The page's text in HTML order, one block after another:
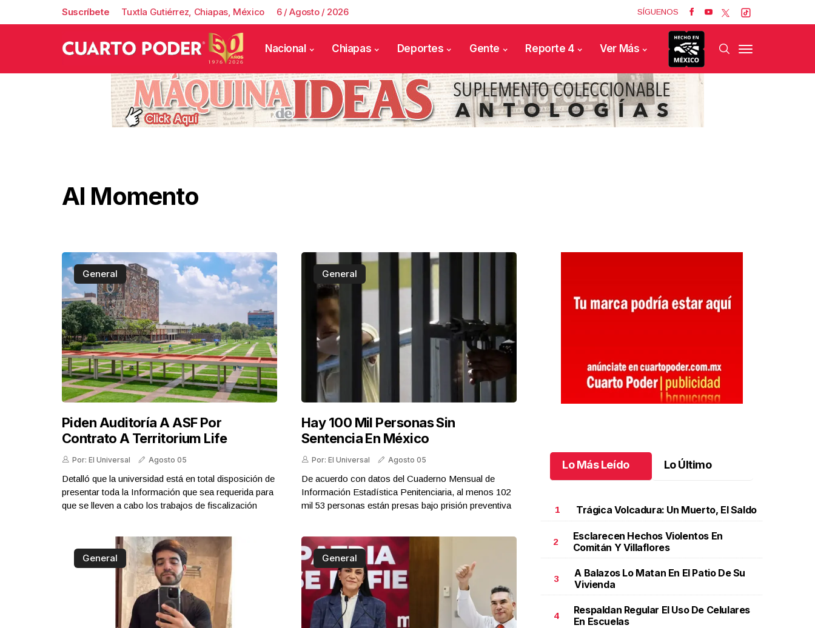
Suscríbete Tuxtla Gutiérrez, Chiapas, México 6 / Agosto / 2026 SÍGUENOS
Nacional Chiapas Deportes Gente Reporte 4 Ver Más
Al Momento
General
Piden Auditoría A ASF Por
Contrato A Territorium Life
Por: El Universal Agosto 05
Detalló que la universidad está en total disposición de
presentar toda la Información que sea requerida para
que se lleven a cabo los trabajos de fiscalización
General
Hay 100 Mil Personas Sin
Sentencia En México
Por: El Universal Agosto 05
De acuerdo con datos del Cuaderno Mensual de
Información Estadística Penitenciaria, al menos 102
mil 53 personas están presas bajo prisión preventiva
General General
Lo Más Leído Lo Último
1 Trágica Volcadura: Un Muerto, El Saldo
2
Esclarecen Hechos Violentos En
Comitán Y Villaflores
3
A Balazos Lo Matan En El Patio De Su
Vivienda
4
Respaldan Regular El Uso De Celulares
En Escuelas